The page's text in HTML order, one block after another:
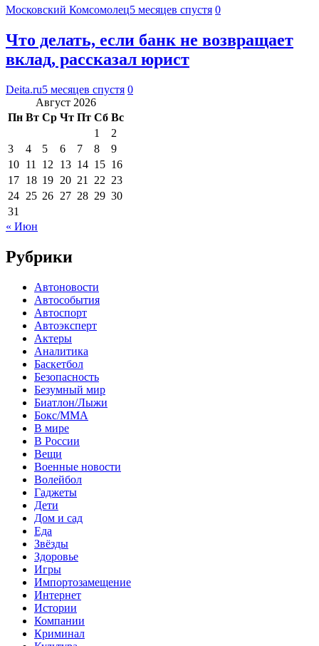
Московский Комсомолец5 месяцев спустя 0
Что делать, если банк не возвращает
вклад, рассказал юрист
Deita.ru5 месяцев спустя 0
Август 2026
Пн Вт Ср Чт Пт Сб Вс
1
2
3
4 5 6 7 8
9
10 11 12 13 14 15 16
17 18 19 20 21 22 23
24 25 26 27 28 29 30
31
« Июн
Рубрики
Автоновости
Автособытия
Автоспорт
Автоэксперт
Актеры
Аналитика
Баскетбол
Безопасность
Безумный мир
Биатлон/Лыжи
Бокс/MMA
В мире
В России
Вещи
Военные новости
Волейбол
Гаджеты
Дети
Дом и сад
Еда
Звёзды
Здоровье
Игры
Импортозамещение
Интернет
Истории
Компании
Криминал